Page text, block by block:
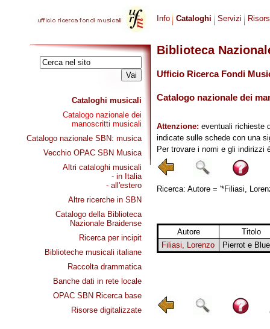
Cataloghi musicali
Catalogo nazionale dei
manoscritti musicali
Catalogo nazionale SBN: musica
Vecchio OPAC SBN Musica
Altri cataloghi musicali
- in Italia
- all'estero
Altre ricerche in SBN
Catalogo della Biblioteca
Nazionale Braidense
Ricerca per incipit
Biblioteche musicali italiane
Raccolta drammatica
Banche dati in rete locale
OPAC SBN Ricerca base
Risorse digitalizzate
Info Cataloghi Servizi
Biblioteca
Ufficio Ricerca Fondi
Catalogo nazionale dei
Attenzione: eventuali richieste
indicate sulle schede con una
Per trovare i nomi e gli indirizzi
Ricerca: Autore = '*Filiasi,
Autore
Titolo
Filiasi, Lorenzo
Pierrot e